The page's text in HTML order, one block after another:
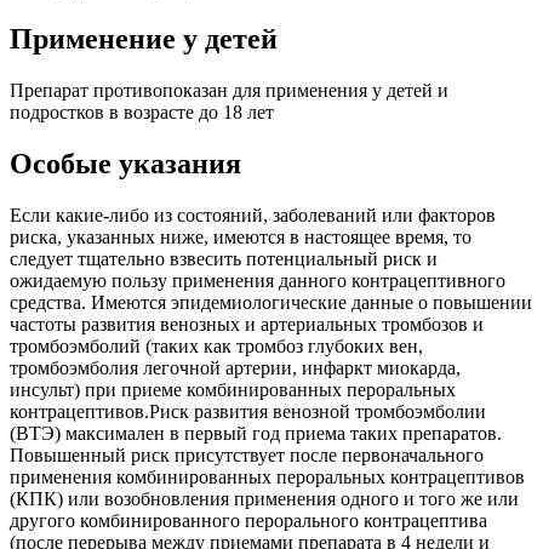
Применение у детей
Препарат противопоказан для применения у детей и
подростков в возрасте до 18 лет
Особые указания
Если какие-либо из состояний, заболеваний или факторов
риска, указанных ниже, имеются в настоящее время, то
следует тщательно взвесить потенциальный риск и
ожидаемую пользу применения данного контрацептивного
средства. Имеются эпидемиологические данные о повышении
частоты развития венозных и артериальных тромбозов и
тромбоэмболий (таких как тромбоз глубоких вен,
тромбоэмболия легочной артерии, инфаркт миокарда,
инсульт) при приеме комбинированных пероральных
контрацептивов.Риск развития венозной тромбоэмболии
(ВТЭ) максимален в первый год приема таких препаратов.
Повышенный риск присутствует после первоначального
применения комбинированных пероральных контрацептивов
(КПК) или возобновления применения одного и того же или
другого комбинированного перорального контрацептива
(после перерыва между приемами препарата в 4 недели и